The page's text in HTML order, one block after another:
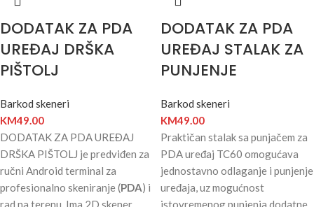
DODATAK ZA PDA
UREĐAJ DRŠKA
PIŠTOLJ
Barkod skeneri
KM49.00
DODATAK ZA PDA UREĐAJ
DRŠKA PIŠTOLJ je predviđen za
ručni Android terminal za
profesionalno skeniranje (PDA) i
DODATAK ZA PDA
UREĐAJ STALAK ZA
PUNJENJE
Barkod skeneri
KM49.00
Praktičan stalak sa punjačem za
PDA uređaj TC60 omogućava
jednostavno odlaganje i punjenje
uređaja, uz mogućnost